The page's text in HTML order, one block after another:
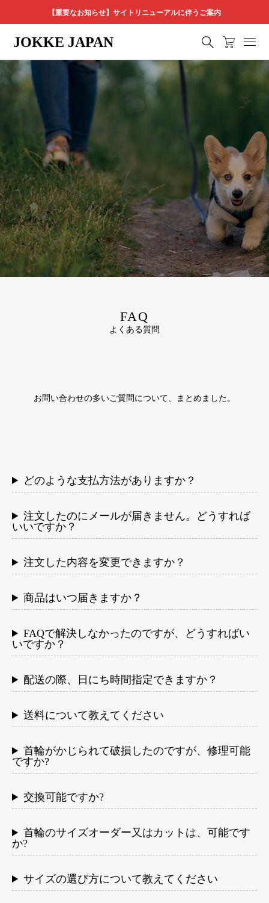
【重要なお知らせ】サイトリニューアルに伴うご案内
JOKKE JAPAN
FAQ
よくある質問
お問い合わせの多いご質問について、まとめました。
どのような支払方法がありますか？
注文したのにメールが届きません。どうすれば
いいですか？
注文した内容を変更できますか？
商品はいつ届きますか？
FAQで解決しなかったのですが、どうすればい
いですか？
配送の際、日にち時間指定できますか？
送料について教えてください
首輪がかじられて破損したのですが、修理可能
ですか?
交換可能ですか?
首輪のサイズオーダー又はカットは、可能です
か?
サイズの選び方について教えてください